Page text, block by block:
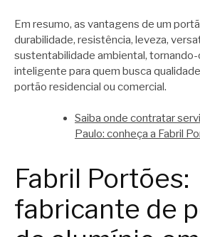
Em resumo, as vantagens de um
durabilidade, resistência, leveza,
sustentabilidade ambiental, tornando-
inteligente para quem busca
portão residencial ou comercial.
Saiba onde contratar
Paulo: conheça a Fabril
Fabril Portões:
fabricante de